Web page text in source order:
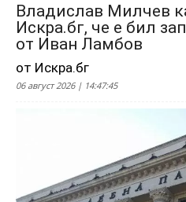
Владислав Милчев
Искра.бг, че е бил
от Иван Ламбов
от Искра.бг
06 август 2026 | 14:47:45